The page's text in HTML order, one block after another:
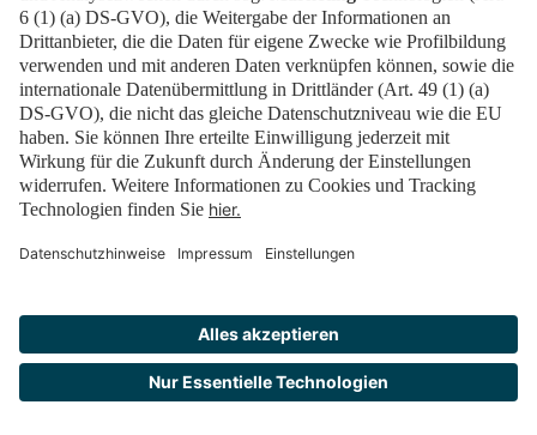
Was kann besser werden?